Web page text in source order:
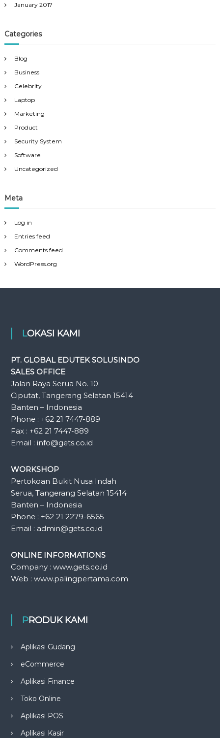
January 2017
Categories
Blog
Business
Celebrity
Laptop
Marketing
Product
Security System
Software
Uncategorized
Meta
Log in
Entries feed
Comments feed
WordPress.org
LOKASI KAMI
PT. GLOBAL EDUTEK SOLUSINDO
SALES OFFICE
Jalan Raya Serua No. 10
Ciputat, Tangerang Selatan 15414
Banten – Indonesia
Phone : +62 21 7447-889
Fax : +62 21 7447-889
Email : info@gets.co.id
WORKSHOP
Pertokoan Bukit Nusa Indah
Serua, Tangerang Selatan 15414
Banten – Indonesia
Phone : +62 21 2279-6565
Email : admin@gets.co.id
ONLINE INFORMATIONS
Company : www.gets.co.id
Web : www.palingpertama.com
PRODUK KAMI
Aplikasi Gudang
eCommerce
Aplikasi Finance
Toko Online
Aplikasi POS
Aplikasi Kasir